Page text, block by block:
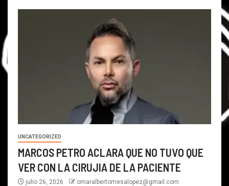
UNCATEGORIZED
MARCOS PETRO ACLARA QUE NO TUVO QUE
VER CON LA CIRUJIA DE LA PACIENTE
julio 26, 2026 omaralbertomesalopez@gmail.com